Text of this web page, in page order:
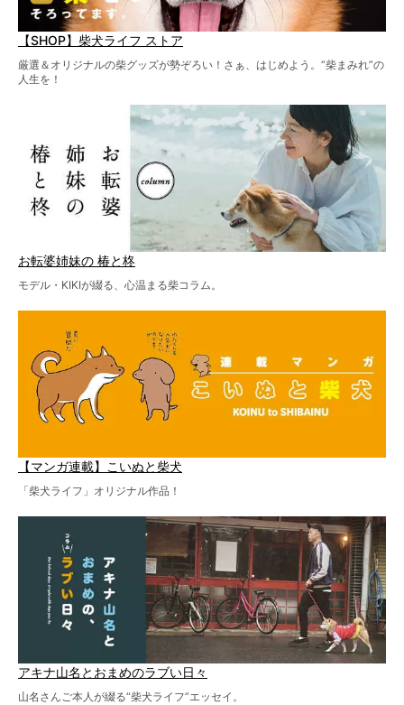
【SHOP】柴犬ライフ ストア
厳選＆オリジナルの柴グッズが勢ぞろい！さぁ、はじめよう。“柴まみれ”の
人生を！
お転婆姉妹の 椿と柊
モデル・KIKIが綴る、心温まる柴コラム。
【マンガ連載】こいぬと柴犬
「柴犬ライフ」オリジナル作品！
アキナ山名とおまめのラブい日々
山名さんご本人が綴る“柴犬ライフ”エッセイ。